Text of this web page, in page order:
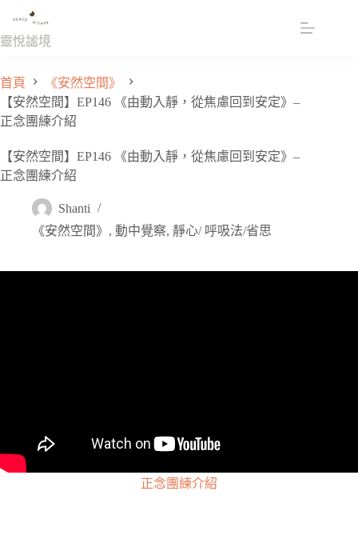
主
內
容
靈悅謐境
首頁
《安然空間》
【安然空間】EP146 《由動入靜，從焦慮回到安定》–
正念團練介紹
【安然空間】EP146 《由動入靜，從焦慮回到安定》–
正念團練介紹
Shanti
《安然空間》 , 動中覺察, 靜心/ 呼吸法/省思
正念團練介紹